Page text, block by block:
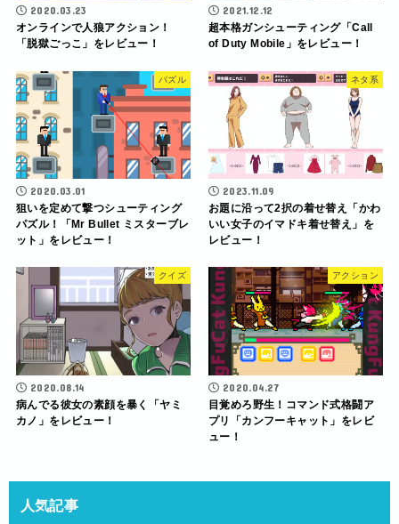
2020.03.23
オンラインで人狼アクション！
「脱獄ごっこ」をレビュー！
2021.12.12
超本格ガンシューティング「Call
of Duty Mobile」をレビュー！
パズル
2020.03.01
狙いを定めて撃つシューティング
パズル！「Mr Bullet ミスターブレ
ット」をレビュー！
ネタ系
2023.11.09
お題に沿って2択の着せ替え「かわ
いい女子のイマドキ着せ替え」を
レビュー！
クイズ
2020.08.14
病んでる彼女の素顔を暴く「ヤミ
カノ」をレビュー！
アクション
2020.04.27
目覚めろ野生！コマンド式格闘ア
プリ「カンフーキャット」をレビ
ュー！
人気記事